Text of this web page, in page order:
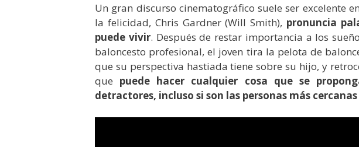
Un gran discurso cinematográfico suele ser excelente
la felicidad, Chris Gardner (Will Smith), pronuncia
puede vivir. Después de restar importancia a los
baloncesto profesional, el joven tira la pelota de
que su perspectiva hastiada tiene sobre su hijo, y
que puede hacer cualquier cosa que se
detractores, incluso si son las personas más cercanas